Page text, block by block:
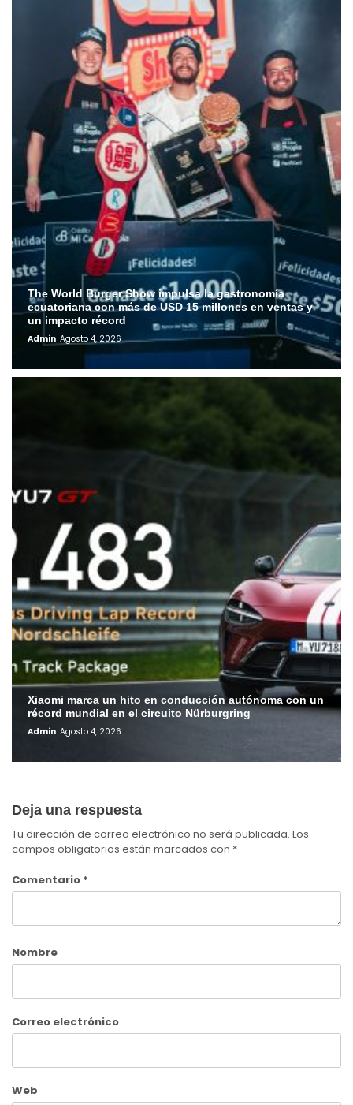
The World Burger Show impulsa la gastronomía
ecuatoriana con más de USD 15 millones en ventas y
un impacto récord
Admin Agosto 4, 2026
Xiaomi marca un hito en conducción autónoma con un
récord mundial en el circuito Nürburgring
Admin Agosto 4, 2026
Deja una respuesta
Tu dirección de correo electrónico no será publicada. Los
campos obligatorios están marcados con *
Comentario *
Nombre
Correo electrónico
Web